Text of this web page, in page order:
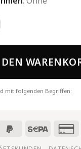
mit folgenden Begriffen: